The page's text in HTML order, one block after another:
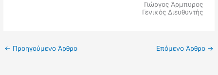
Γιώργος Άρμπυρος
Γενικός Διευθυντής
← Προηγούμενο Άρθρο Επόμενο Άρθρο →